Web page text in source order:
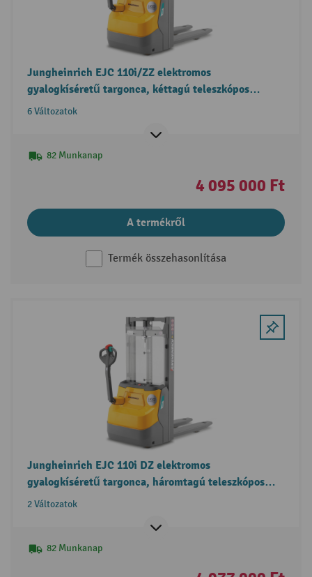
Jungheinrich EJC 110i/ZZ elektromos
gyalogkíséretű targonca, kéttagú teleszkópos
emelőoszlop, szabademeléssel
6 Változatok
82 Munkanap
4 095 000 Ft
A termékről
Termék összehasonlítása
Jungheinrich EJC 110i DZ elektromos
gyalogkíséretű targonca, háromtagú teleszkópos
emelőoszlop, szabademeléssel
2 Változatok
82 Munkanap